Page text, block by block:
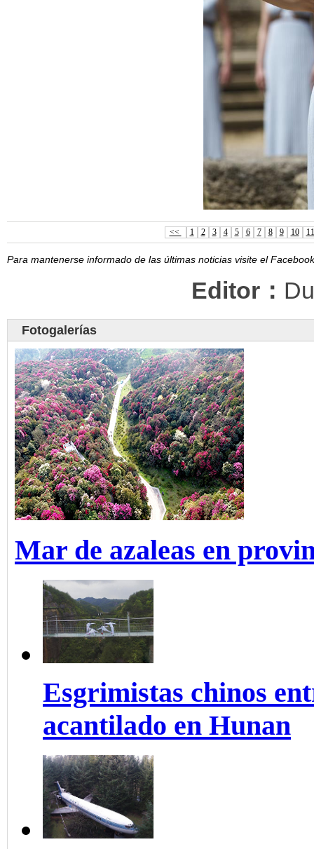
<< 1 2 3 4 5 6 7 8 9 10 11
Para mantenerse informado de las últimas noticias visite el
Editor：
Fotogalerías
Mar de azaleas en
Esgrimistas chinos
acantilado en Hunan